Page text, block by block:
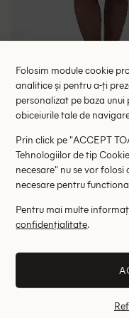
Rochie scurta
118.00 lei
RRP:
50
- 77%
Folosim module cookie
analitice și pentru a-ți
personalizat pe baza
obiceiurile tale de
Prin click pe "ACCEPT
Tehnologiilor de tip
necesare" nu se vor
necesare pentru
Pentru mai multe
confidențialitate.